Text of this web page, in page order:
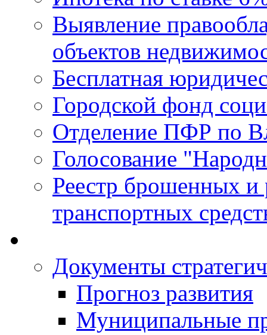
Выявление
объектов
Бесплатная
Городской фонд
Отделение ПФР по
Голосование
Реестр брошенных и
транспортных
Документы
Прогноз развития
Муниципальные